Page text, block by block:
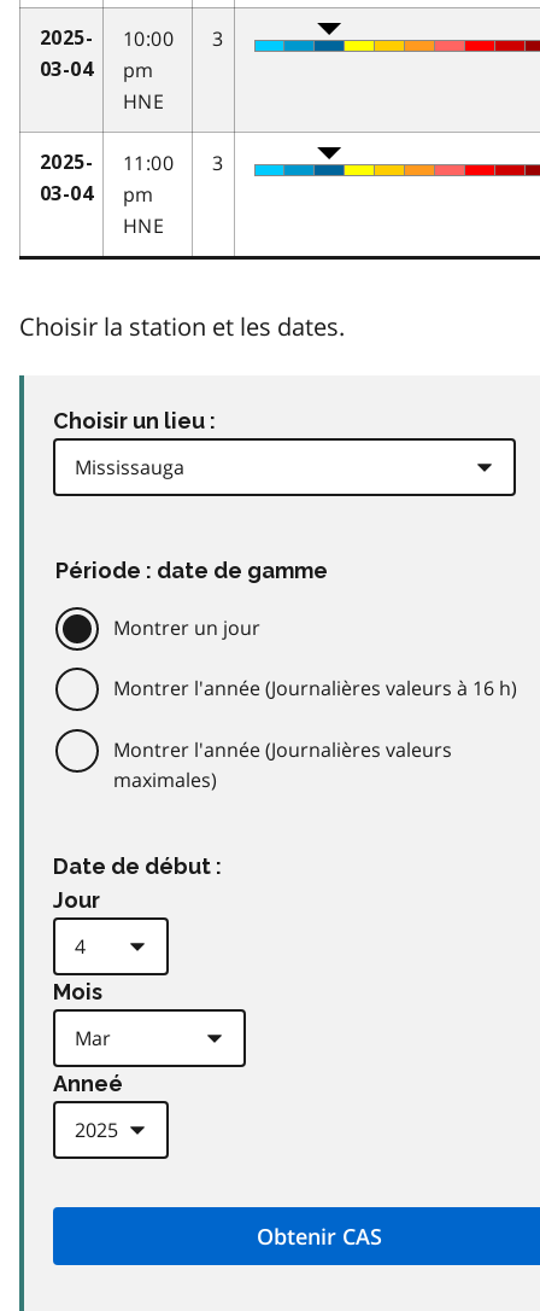
2025-
03-04
10:00
pm
HNE
3
2025-
03-04
11:00
pm
HNE
3
Choisir la station et les dates.
Choisir un lieu :
Période : date de gamme
Montrer un jour
Montrer l'année (Journalières valeurs à 16 h)
Montrer l'année (Journalières valeurs
maximales)
Date de début :
Jour
Mois
Anneé